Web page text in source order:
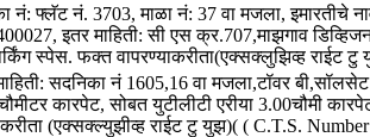
नं: फ्लॅट नं. 3703, माळा नं: 37 वा मजला, इमारतीचे
इतर माहिती: सी एस क्र.707,माझगाव
स्पेस. फक्त वापरण्याकरीता(एक्सक्लुझिव्ह
सदनिका नं 1605,16 वा मजला,टॉवर
कारपेट, सोबत युटीलीटी एरीया 3.00चौमी
(एक्सक्ल्युझीव्ह राईट टु युझ)( ( C.T.S.